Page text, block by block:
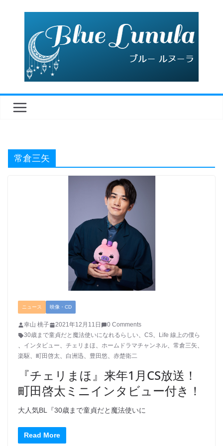
常倉三矢
ニュース 映像・CD
幸山 桃子 2021年12月11日
0 Comments
30歳まで童貞だと魔法使いになれるらしい、 CS、
Life 線上の僕ら
、 インタビュー、 チェリまほ、 ホームドラマチャンネル、 常倉三矢、
楽駆、 町田啓太、 白洲迅、 豊田悠、 赤楚衛二
『チェリまほ』来年1月CS放送！
町田啓太ミニインタビュー付き！
大人気BL『30歳まで童貞だと魔法使いに
Read More